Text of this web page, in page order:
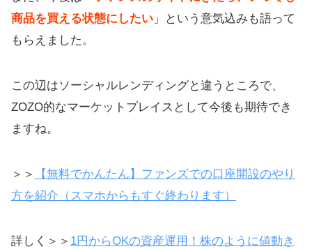
商品を買える状態にしたい 」という意気込みも語って
もらえました。
この辺はソーシャルレンディングと違うところで、
ZOZO的なマーケットプレイスとして今後も期待でき
ますね。
＞＞
【無料でかんたん】ファンズでの口座開設のやり
方を紹介（スマホからもすぐ終わります）
詳しく＞＞ 1円からOKの資産運用！株のように値動き